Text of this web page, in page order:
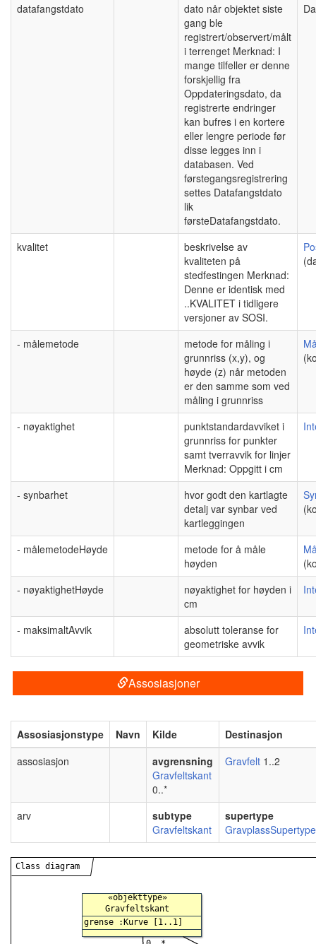
datafangstdato
dato når objektet siste
gang ble
registrert/observert/målt
i terrenget Merknad: I
mange tilfeller er denne
forskjellig fra
Oppdateringsdato, da
registrerte endringer
kan bufres i en kortere
eller lengre periode før
disse legges inn i
databasen. Ved
førstegangsregistrering
settes Datafangstdato
lik
førsteDatafangstdato.
kvalitet
beskrivelse av
kvaliteten på
stedfestingen Merknad:
Denne er identisk med
..KVALITET i tidligere
versjoner av SOSI.
- målemetode
metode for måling i
grunnriss (x,y), og
høyde (z) når metoden
er den samme som ved
måling i grunnriss
- nøyaktighet
punktstandardavviket i
grunnriss for punkter
samt tverravvik for linjer
Merknad: Oppgitt i cm
- synbarhet
hvor godt den kartlagte
detalj var synbar ved
kartleggingen
- målemetodeHøyde
metode for å måle
høyden
- nøyaktighetHøyde
nøyaktighet for høyden i
cm
- maksimaltAvvik
absolutt toleranse for
geometriske avvik
Assosiasjoner
Assosiasjonstype Navn Kilde
Destinasjon
assosiasjon
avgrensning
Gravfeltskant
0..*
Gravfelt 1..2
arv
subtype
Gravfeltskant
supertype
GravplassSupertype